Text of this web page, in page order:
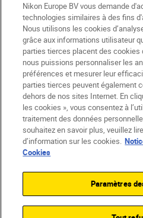
BE(fr) Nikon Sites
Contactez-nous
Avis de
Conditions d’utilisation
CVG de la boutique Nikon
Notice d’information sur les
Paramètres des cookies
Nikon Europe BV vous demande
technologies similaires à des fins
Nous utilisons les cookies
grâce aux informations utilisateur
parties tierces placent des cookies
nous puissions personnaliser les
préférences et mesurer leur
parties tierces peuvent également
dehors de nos sites Internet. En
les cookies », vous consentez à
traitement des données
souhaitez en savoir plus, veuillez
d’information sur les cookies.
Cookies
Paramètres